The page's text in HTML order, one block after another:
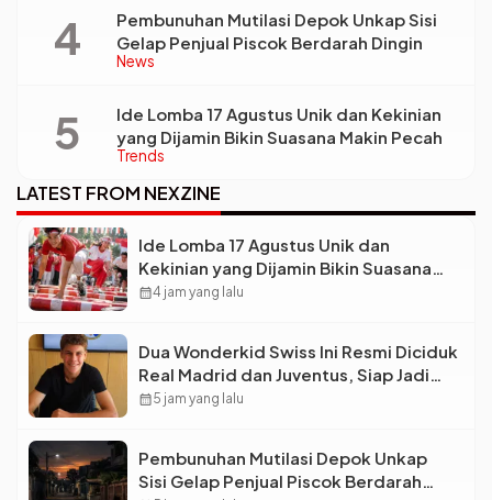
News
Pembunuhan Mutilasi Depok Unkap Sisi
Gelap Penjual Piscok Berdarah Dingin
Trends
Ide Lomba 17 Agustus Unik dan Kekinian
yang Dijamin Bikin Suasana Makin Pecah
LATEST FROM NEXZINE
Ide Lomba 17 Agustus Unik dan
Kekinian yang Dijamin Bikin Suasana
Makin Pecah
calendar_month4 jam yang lalu
Dua Wonderkid Swiss Ini Resmi Diciduk
Real Madrid dan Juventus, Siap Jadi
Bintang Baru Eropa
calendar_month5 jam yang lalu
Pembunuhan Mutilasi Depok Unkap
Sisi Gelap Penjual Piscok Berdarah